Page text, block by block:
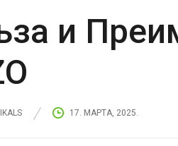
и
17. МАРТА, 2025.